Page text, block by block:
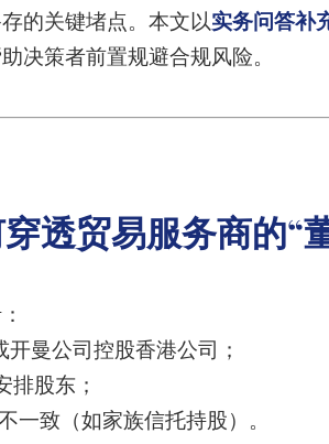
的关键堵点。本文以实务问答补
决策者前置规避合规风险。
透贸易服务商的“
曼公司控股香港公司；
排股东；
一致（如家族信托持股）。